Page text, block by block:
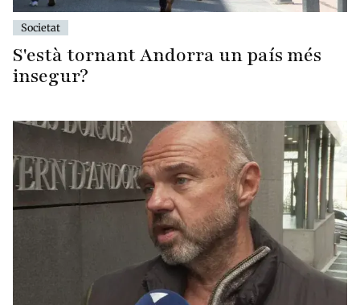
Societat
S'està tornant Andorra un país més
insegur?